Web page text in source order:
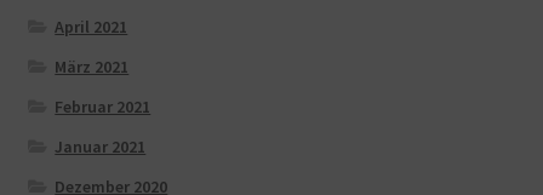
April 2021
März 2021
Februar 2021
Januar 2021
Dezember 2020